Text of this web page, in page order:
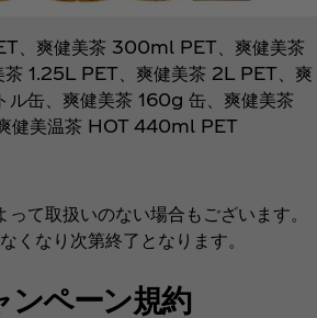
、爽健美茶 300ml PET、爽健美茶
1.25L PET、爽健美茶 2L PET、爽
缶、爽健美茶 160g 缶、爽健美茶
健美温茶 HOT 440ml PET
て取扱いのない場合もございます。
くなり次第終了となります。
ンペーン規約